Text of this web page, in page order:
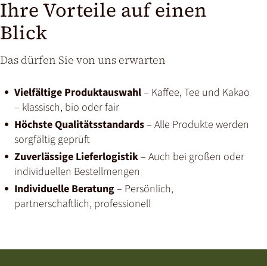
Ihre Vorteile auf einen
Blick
Das dürfen Sie von uns erwarten
Vielfältige Produktauswahl– Kaffee, Tee und Kakao
– klassisch, bio oder fair
Höchste Qualitätsstandards– Alle Produkte werden
sorgfältig geprüft
Zuverlässige Lieferlogistik– Auch bei großen oder
individuellen Bestellmengen
Individuelle Beratung– Persönlich,
partnerschaftlich, professionell